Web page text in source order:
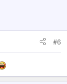
#6